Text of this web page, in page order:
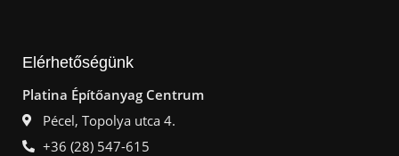
Elérhetőségünk
Platina Építőanyag Centrum
Pécel, Topolya utca 4.
+36 (28) 547-615